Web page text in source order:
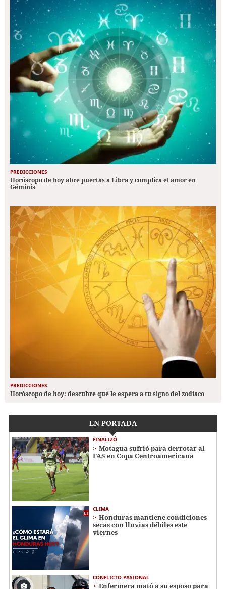
PREDICCIONES
Horóscopo de hoy abre puertas a Libra y complica el amor en
Géminis
PREDICCIONES
Horóscopo de hoy: descubre qué le espera a tu signo del zodiaco
EN PORTADA
FINALIZÓ
Motagua sufrió para derrotar al
FAS en Copa Centroamericana
CLIMA
Honduras mantiene condiciones
secas con lluvias débiles este
viernes
CONFLICTO PASIONAL
Enfermera mató a su esposo para